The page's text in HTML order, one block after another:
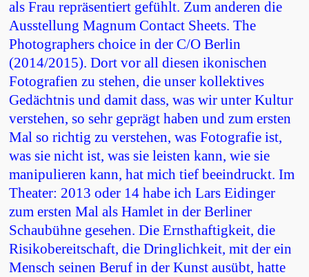
als Frau repräsentiert gefühlt. Zum anderen die
Ausstellung Magnum Contact Sheets. The
Photographers choice in der C/O Berlin
(2014/2015). Dort vor all diesen ikonischen
Fotografien zu stehen, die unser kollektives
Gedächtnis und damit dass, was wir unter Kultur
verstehen, so sehr geprägt haben und zum ersten
Mal so richtig zu verstehen, was Fotografie ist,
was sie nicht ist, was sie leisten kann, wie sie
manipulieren kann, hat mich tief beeindruckt. Im
Theater: 2013 oder 14 habe ich Lars Eidinger
zum ersten Mal als Hamlet in der Berliner
Schaubühne gesehen. Die Ernsthaftigkeit, die
Risikobereitschaft, die Dringlichkeit, mit der ein
Mensch seinen Beruf in der Kunst ausübt, hatte